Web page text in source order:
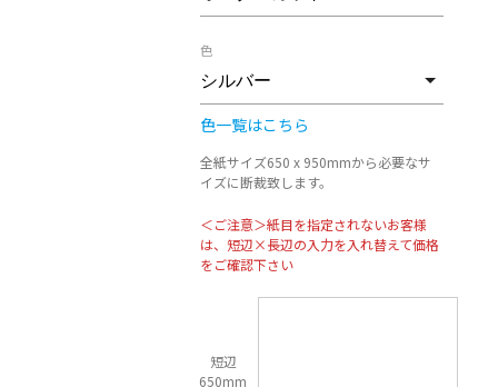
色
色一覧はこちら
全紙サイズ650 x 950mmから必要なサ
イズに断裁致します。
＜ご注意＞紙目を指定されないお客様
は、短辺×長辺の入力を入れ替えて価格
をご確認下さい
短辺
650mm